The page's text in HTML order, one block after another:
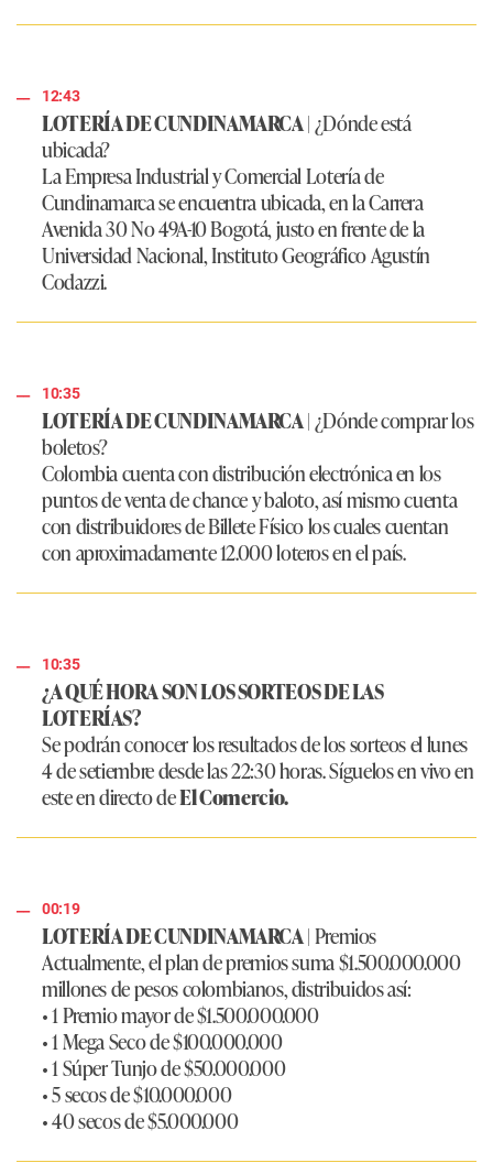
12:43
LOTERÍA DE CUNDINAMARCA|¿Dónde está
ubicada?
La Empresa Industrial y Comercial Lotería de
Cundinamarca se encuentra ubicada, en la Carrera
Avenida 30 No 49A-10 Bogotá, justo en frente de la
Universidad Nacional, Instituto Geográfico Agustín
Codazzi.
10:35
LOTERÍA DE CUNDINAMARCA|¿Dónde comprar los
boletos?
Colombia cuenta con distribución electrónica en los
puntos de venta de chance y baloto, así mismo cuenta
con distribuidores de Billete Físico los cuales cuentan
con aproximadamente 12.000 loteros en el país.
10:35
¿A QUÉ HORA SON LOS SORTEOS DE LAS
LOTERÍAS?
Se podrán conocer los resultados de los sorteos el lunes
4 de setiembre desde las 22:30 horas. Síguelos en vivo en
este en directo deEl Comercio.
00:19
LOTERÍA DE CUNDINAMARCA|Premios
Actualmente, el plan de premios suma $1.500.000.000
millones de pesos colombianos, distribuidos así:
• 1 Premio mayor de $1.500.000.000
• 1 Mega Seco de $100.000.000
• 1 Súper Tunjo de $50.000.000
• 5 secos de $10.000.000
• 40 secos de $5.000.000